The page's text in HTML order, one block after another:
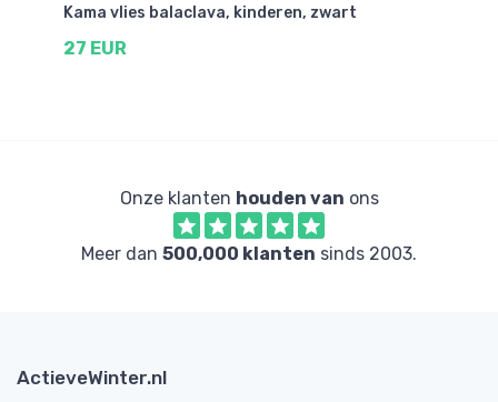
Kama vlies balaclava, kinderen, zwart
27 EUR
Onze klanten houden van ons
Meer dan 500,000 klanten sinds 2003.
ActieveWinter.nl